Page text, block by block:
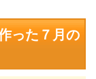
った７月の